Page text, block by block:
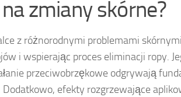
na zmiany skórne?
z różnorodnymi problemami
i wspierając proces eliminacji ropy.
przeciwobrzękowe odgrywają
efekty rozgrzewające